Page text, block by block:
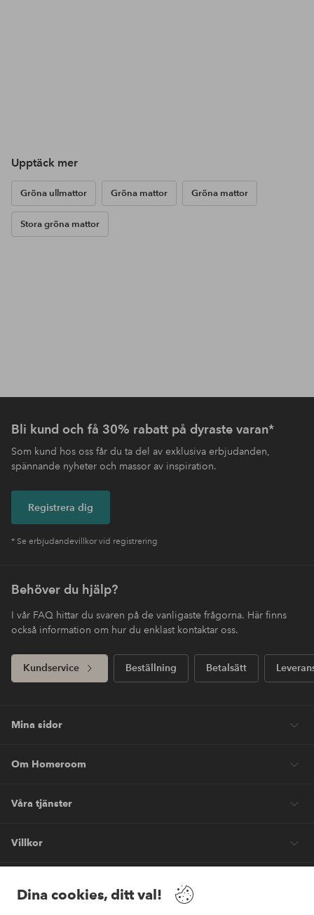
Dina cookies, ditt val!
Upptäck mer
Gröna ullmattor Gröna mattor Gröna mattor
Stora gröna mattor
Bli kund och få 30% rabatt på dyraste varan*
Som kund hos oss får du ta del av exklusiva erbjudanden,
spännande nyheter och massor av inspiration.
Registrera dig
* Se erbjudandevillkor vid registrering
Behöver du hjälp?
I vår FAQ hittar du svaren på de vanligaste frågorna. Här finns
också information om hur du enklast kontaktar oss.
Kundservice Beställning Betalsätt
Mina sidor
Om Homeroom
Våra tjänster
Villkor